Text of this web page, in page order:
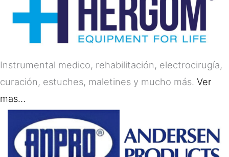
Instrumental medico, rehabilitación, electrocirugía,
curación, estuches, maletines y mucho más. Ver
mas…